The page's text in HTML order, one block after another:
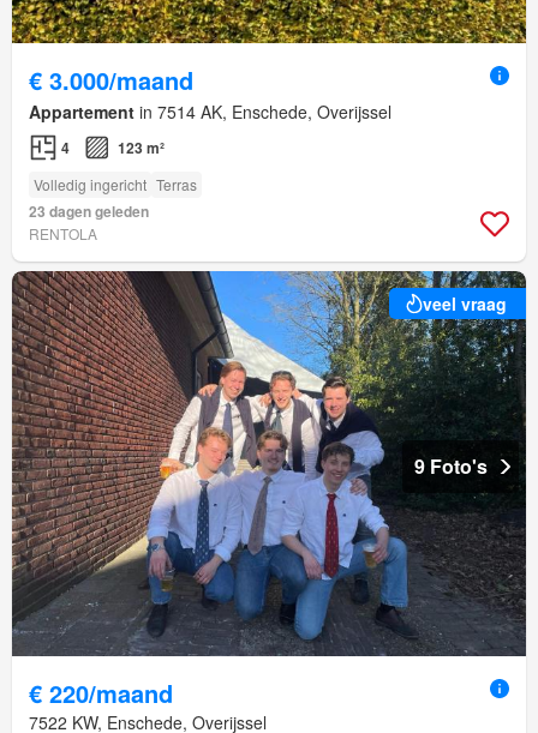
€ 3.000/maand
Appartement in 7514 AK, Enschede, Overijssel
4 123 m²
Volledig ingericht Terras
23 dagen geleden
RENTOLA
veel vraag
9 Foto's
€ 220/maand
7522 KW, Enschede, Overijssel